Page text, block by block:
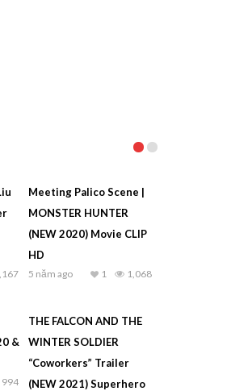
Meeting Palico Scene |
MONSTER HUNTER
(NEW 2020) Movie CLIP
HD
5 năm ago 1,068
1
&
994
THE FALCON AND THE
WINTER SOLDIER
“Coworkers” Trailer
(NEW 2021) Superhero